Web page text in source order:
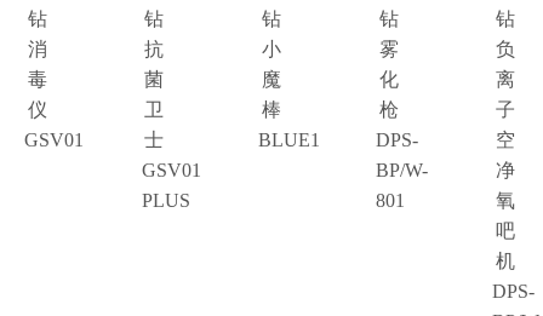
钻
消
毒
仪
GSV01
钻
抗
菌
卫
士
GSV01
PLUS
钻
小
魔
棒
BLUE1
钻
雾
化
枪
DPS-
BP/W-
801
钻
负
离
子
空
净
氧
吧
机
DPS-